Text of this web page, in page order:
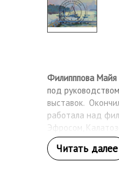
Филипппова Майя
под
выставок.
работала над
Эфросом,